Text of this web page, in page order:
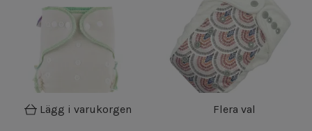
Lägg i varukorgen Flera val